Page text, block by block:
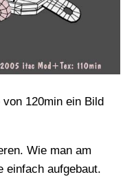
120min ein Bild
Wie man am
einfach aufgebaut.